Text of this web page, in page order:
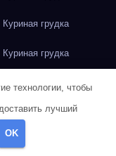
Куриная грудка
Куриная грудка
Куриное яйцо
Куриное яйцо
технологии, чтобы
лучший
OK